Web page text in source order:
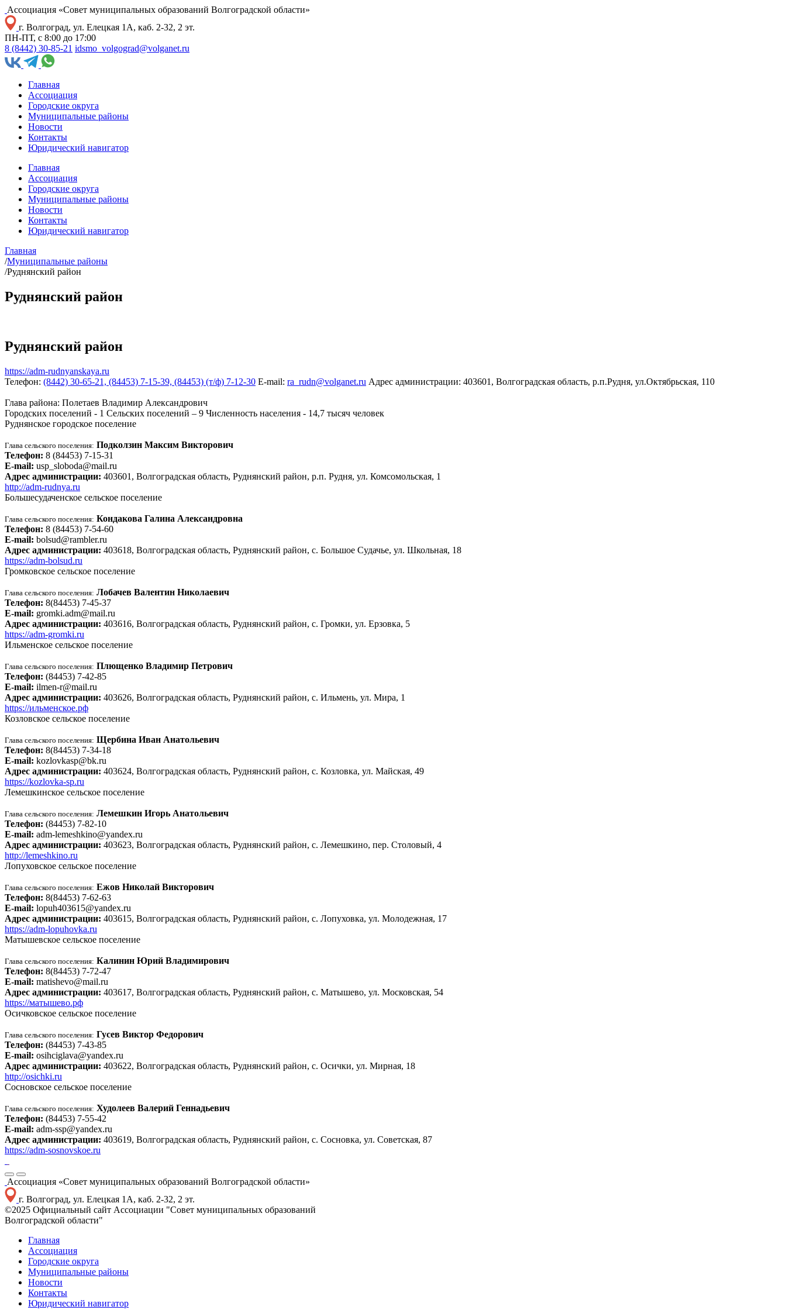
Ассоциация «Совет муниципальных образований Волгоградской области»
г. Волгоград, ул. Елецкая 1А, каб. 2-32, 2 эт.
ПН-ПТ, с 8:00 до 17:00
8 (8442) 30-85-21 idsmo_volgograd@volganet.ru
Главная
Ассоциация
Городские округа
Муниципальные районы
Новости
Контакты
Юридический навигатор
Главная
Ассоциация
Городские округа
Муниципальные районы
Новости
Контакты
Юридический навигатор
Главная
/Муниципальные районы
/Руднянский район
Руднянский район
Руднянский район
https://adm-rudnyanskaya.ru
Телефон: (8442) 30-65-21, (84453) 7-15-39, (84453) (т/ф) 7-12-30 E-mail: ra_rudn@volganet.ru Адрес администрации: 403601, Волгоградская область, р.п.Рудня, ул.Октябрьская, 110
Глава района: Полетаев Владимир Александрович
Городских поселений - 1 Сельских поселений – 9 Численность населения - 14,7 тысяч человек
Руднянское городское поселение
Глава сельского поселения: Подколзин Максим Викторович
Телефон: 8 (84453) 7-15-31
E-mail: usp_sloboda@mail.ru
Адрес администрации: 403601, Волгоградская область, Руднянский район, р.п. Рудня, ул. Комсомольская, 1
http://adm-rudnya.ru
Большесудаченское сельское поселение
Глава сельского поселения: Кондакова Галина Александровна
Телефон: 8 (84453) 7-54-60
E-mail: bolsud@rambler.ru
Адрес администрации: 403618, Волгоградская область, Руднянский район, с. Большое Судачье, ул. Школьная, 18
https://adm-bolsud.ru
Громковское сельское поселение
Глава сельского поселения: Лобачев Валентин Николаевич
Телефон: 8(84453) 7-45-37
E-mail: gromki.adm@mail.ru
Адрес администрации: 403616, Волгоградская область, Руднянский район, с. Громки, ул. Ерзовка, 5
https://adm-gromki.ru
Ильменское сельское поселение
Глава сельского поселения: Плющенко Владимир Петрович
Телефон: (84453) 7-42-85
E-mail: ilmen-r@mail.ru
Адрес администрации: 403626, Волгоградская область, Руднянский район, с. Ильмень, ул. Мира, 1
https://ильменское.рф
Козловское сельское поселение
Глава сельского поселения: Щербина Иван Анатольевич
Телефон: 8(84453) 7-34-18
E-mail: kozlovkasp@bk.ru
Адрес администрации: 403624, Волгоградская область, Руднянский район, с. Козловка, ул. Майская, 49
https://kozlovka-sp.ru
Лемешкинское сельское поселение
Глава сельского поселения: Лемешкин Игорь Анатольевич
Телефон: (84453) 7-82-10
E-mail: adm-lemeshkino@yandex.ru
Адрес администрации: 403623, Волгоградская область, Руднянский район, с. Лемешкино, пер. Столовый, 4
http://lemeshkino.ru
Лопуховское сельское поселение
Глава сельского поселения: Ежов Николай Викторович
Телефон: 8(84453) 7-62-63
E-mail: lopuh403615@yandex.ru
Адрес администрации: 403615, Волгоградская область, Руднянский район, с. Лопуховка, ул. Молодежная, 17
https://adm-lopuhovka.ru
Матышевское сельское поселение
Глава сельского поселения: Калинин Юрий Владимирович
Телефон: 8(84453) 7-72-47
E-mail: matishevo@mail.ru
Адрес администрации: 403617, Волгоградская область, Руднянский район, с. Матышево, ул. Московская, 54
https://матышево.рф
Осичковское сельское поселение
Глава сельского поселения: Гусев Виктор Федорович
Телефон: (84453) 7-43-85
E-mail: osihciglava@yandex.ru
Адрес администрации: 403622, Волгоградская область, Руднянский район, с. Осички, ул. Мирная, 18
http://osichki.ru
Сосновское сельское поселение
Глава сельского поселения: Худолеев Валерий Геннадьевич
Телефон: (84453) 7-55-42
E-mail: adm-ssp@yandex.ru
Адрес администрации: 403619, Волгоградская область, Руднянский район, с. Сосновка, ул. Советская, 87
https://adm-sosnovskoe.ru
Ассоциация «Совет муниципальных образований Волгоградской области»
г. Волгоград, ул. Елецкая 1А, каб. 2-32, 2 эт.
©2025 Официальный сайт Ассоциации "Совет муниципальных образований
Волгоградской области"
Главная
Ассоциация
Городские округа
Муниципальные районы
Новости
Контакты
Юридический навигатор